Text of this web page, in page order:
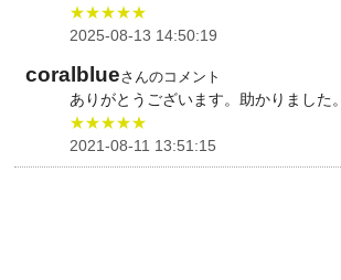
★★★★★
2025-08-13 14:50:19
coralblueさんのコメント
ありがとうございます。助かりました。
★★★★★
2021-08-11 13:51:15